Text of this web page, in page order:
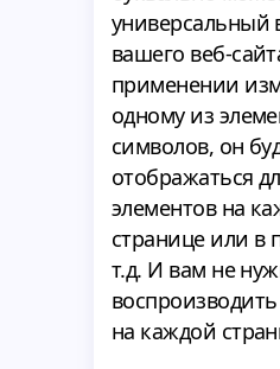
универсальный
вашего веб-
применении
одному из
символов, он
отображаться
элементов на
странице или в
т.д. И вам не
на каждой